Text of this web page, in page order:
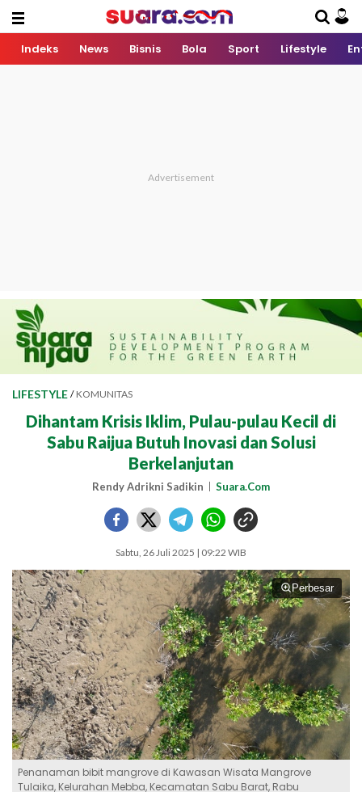
Indeks News Bisnis Bola Sport Lifestyle
LIFESTYLE / KOMUNITAS
Dihantam Krisis Iklim, Pulau-pulau Kecil di
Sabu Raijua Butuh Inovasi dan Solusi
Berkelanjutan
Rendy Adrikni Sadikin Suara.Com
Sabtu, 26 Juli 2025 | 09:22 WIB
Perbesar
Penanaman bibit mangrove di Kawasan Wisata Mangrove
Tulaika, Kelurahan Mebba, Kecamatan Sabu Barat, Rabu